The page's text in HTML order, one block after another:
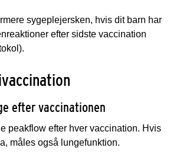
sygeplejersken, hvis dit barn har
efter sidste vaccination
efter vaccinationen
peakflow efter hver vaccination. Hvis
måles også lungefunktion.